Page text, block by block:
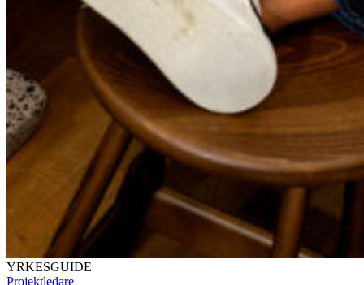
YRKESGUIDE
Projektledare